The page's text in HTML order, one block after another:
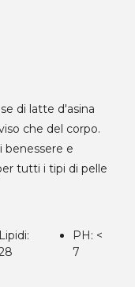
di latte d'asina
che del corpo.
benessere e
tutti i tipi di pelle
Lipidi:
PH: <
7